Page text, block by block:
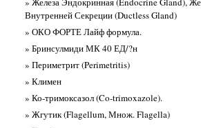
Внутренней Секреции (Ductless Gland)
» ОКО ФОРТЕ Лайф формула.
» Бринсулмиди МК 40 ЕД/?н
» Периметрит (Perimetritis)
» Климен
» Ко-тримоксазол (Co-trimoxazole).
» Жгутик (Flagellum, Множ. Flagella)